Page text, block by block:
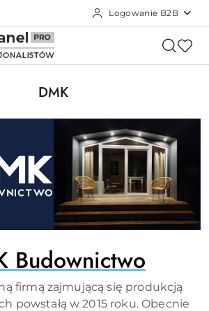
głównej
konto
głównego Logowanie B2B
DMK
Budownictwo
firmą zajmującą się produkcją
powstałą w 2015 roku. Obecnie